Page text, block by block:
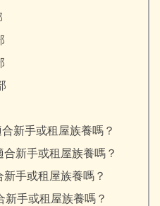
新手或租屋族養嗎？
新手或租屋族養嗎？
手或租屋族養嗎？
手或租屋族養嗎？